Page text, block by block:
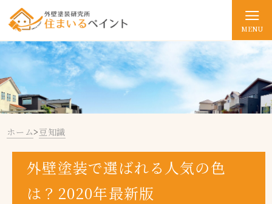
MENU
ホーム>豆知識
外壁塗装で選ばれる人気の色
は？2020年最新版